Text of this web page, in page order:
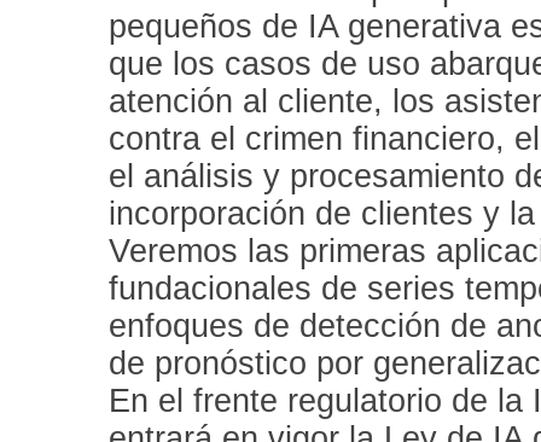
pequeños de IA generativa
que los casos de uso
atención al cliente, los
contra el crimen financiero,
el análisis y procesamiento
incorporación de clientes y
Veremos las primeras
fundacionales de series
enfoques de detección de
de pronóstico por
En el frente regulatorio de la